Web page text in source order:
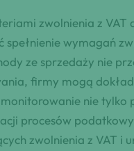
zwolnienia z VAT
wymagań
ze sprzedaży nie
firmy mogą
nie tylko
procesów
zwolnienia z VAT i